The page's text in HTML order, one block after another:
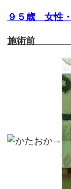
９５歳 女性
施術
→